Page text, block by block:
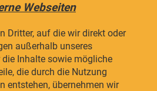
Webseiten
Dritter, auf die wir direkt oder
außerhalb unseres
Inhalte sowie mögliche
die durch die Nutzung
entstehen, übernehmen wir